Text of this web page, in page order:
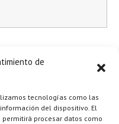
de
tecnologías como las
del dispositivo. El
procesar datos como